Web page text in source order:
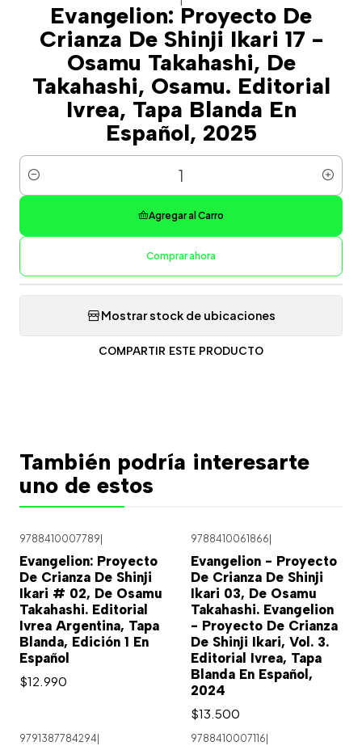
Evangelion: Proyecto De
Crianza De Shinji Ikari 17 -
Osamu Takahashi, De
Takahashi, Osamu. Editorial
Ivrea, Tapa Blanda En
Español, 2025
Cantidad
Agregar al Carro
Comprar ahora
Mostrar stock de ubicaciones
COMPARTIR ESTE PRODUCTO
También podría interesarte
uno de estos
9788410007789
Evangelion: Proyecto
De Crianza De Shinji
Ikari # 02, De Osamu
Takahashi. Editorial
Ivrea Argentina, Tapa
Blanda, Edición 1 En
Español
$12.990
9788410061866
Evangelion - Proyecto
De Crianza De Shinji
Ikari 03, De Osamu
Takahashi. Evangelion
- Proyecto De Crianza
De Shinji Ikari, Vol. 3.
Editorial Ivrea, Tapa
Blanda En Español,
2024
$13.500
9791387784294 9788410007116